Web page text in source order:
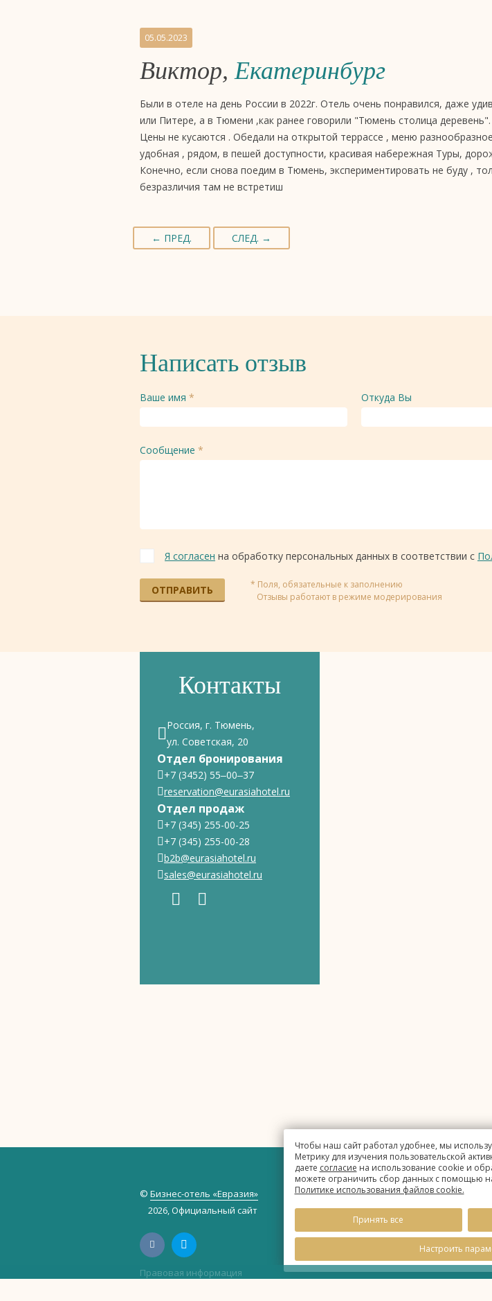
Чтобы наш сайт работал удобнее, мы
Метрику для изучения пользовательской
даете согласие на использование cookie и
можете ограничить сбор данных с помощью
Политике использования файлов cookie.
Принять все
Настроить
05.05.2023
Виктор,Екатеринбург
Были в отеле на день России в 2022г. Отель очень понравился, даже
или Питере, а в Тюмени ,как ранее говорили "Тюмень столица
Цены не кусаются . Обедали на открытой террассе , меню
удобная , рядом, в пешей доступности, красивая набережная Туры,
Конечно, если снова поедим в Тюмень, экспериментировать не буду ,
безразличия там не встретиш
← ПРЕД. СЛЕД. →
Написать отзыв
Ваше имя * Откуда Вы
Сообщение *
Я согласен на обработку персональных данных в соответствии с
ОТПРАВИТЬ
* Поля, обязательные к заполнению
Отзывы работают в режиме модерирования
Контакты
Россия, г. Тюмень,
ул. Советская, 20
Отдел бронирования
+7 (3452) 55‒00‒37
reservation@eurasiahotel.ru
Отдел продаж
+7 (345) 255-00-25
+7 (345) 255-00-28
b2b@eurasiahotel.ru
sales@eurasiahotel.ru
© Бизнес-отель «Евразия»
2026, Официальный сайт
Правовая информация